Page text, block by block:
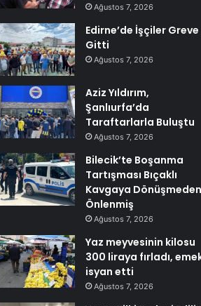
Ağustos 7, 2026
Edirne’de İşçiler Greve
Gitti
Ağustos 7, 2026
Aziz Yıldırım,
Şanlıurfa’da
Taraftarlarla Buluştu
Ağustos 7, 2026
Bilecik’te Boşanma
Tartışması Bıçaklı
Kavgaya Dönüşmeden
Önlenmiş
Ağustos 7, 2026
Yaz meyvesinin kilosu
300 liraya fırladı,
isyan etti
Ağustos 7, 2026